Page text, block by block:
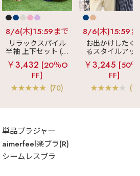
8/6(木)15:59まで
リラックスパイル
半袖 上下セット (男
女兼用サイズ)
￥3,432 [20％O
FF]
(70)
8/6(木)15:59ま
お出かけしたく
るスタイルアッ
見え
ストライ
フリル ロングパ
ツ 綿混 上下セ
￥3,245 [50
FF]
(1)
単品ブラジャー
aimerfeel楽ブラ(R)
シームレスブラ